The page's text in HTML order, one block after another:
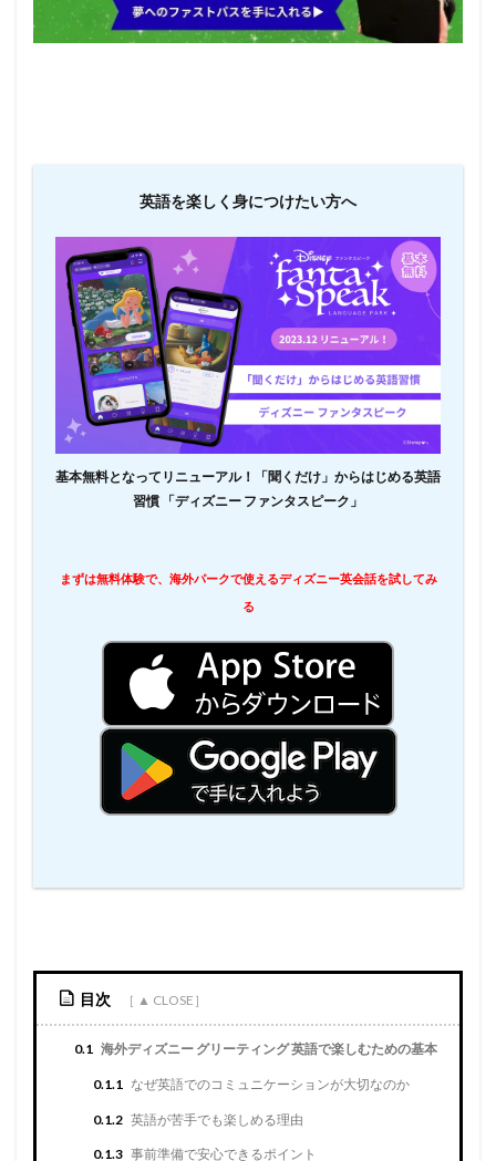
英語を楽しく身につけたい方へ
基本無料となってリニューアル！「聞くだけ」からはじめる英語
習慣 「ディズニー ファンタスピーク」
まずは無料体験で、海外パークで使えるディズニー英会話を試してみ
る
目次
0.1 海外ディズニー グリーティング 英語で楽しむための基本
0.1.1 なぜ英語でのコミュニケーションが大切なのか
0.1.2 英語が苦手でも楽しめる理由
0.1.3 事前準備で安心できるポイント